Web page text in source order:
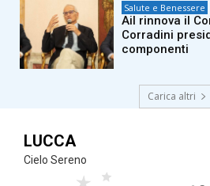
Salute e Benessere
Ail rinnova il
Corradini
componenti
Carica altri
LUCCA
Cielo Sereno